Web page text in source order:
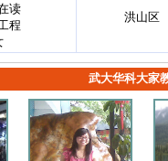
读
程
洪山区
武大华科大家